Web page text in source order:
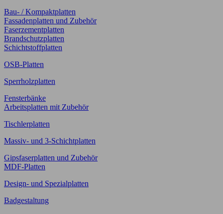
Bau- / Kompaktplatten
Fassadenplatten und Zubehör
Faserzementplatten
Brandschutzplatten
Schichtstoffplatten
OSB-Platten
Sperrholzplatten
Fensterbänke
Arbeitsplatten mit Zubehör
Tischlerplatten
Massiv- und 3-Schichtplatten
Gipsfaserplatten und Zubehör
MDF-Platten
Design- und Spezialplatten
Badgestaltung